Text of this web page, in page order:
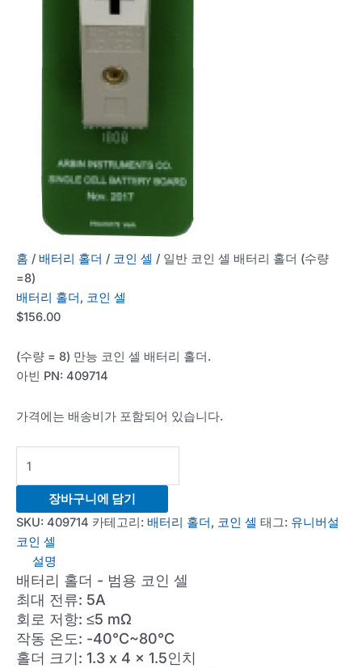
홈 / 배터리 홀더 / 코인 셀 / 일반 코인 셀 배터리 홀더 (수량
=8)
배터리 홀더, 코인 셀
$156.00
(수량 = 8) 만능 코인 셀 배터리 홀더.
아빈 PN: 409714
가격에는 배송비가 포함되어 있습니다.
Coin
Battery
Holder
(Qty=8)
수
량
장바구니에 담기
SKU: 409714 카테고리: 배터리 홀더, 코인 셀 태그: 유니버설
코인 셀
설명
배터리 홀더 - 범용 코인 셀
최대 전류: 5A
회로 저항: ≤5 mΩ
작동 온도: -40°C~80°C
홀더 크기: 1.3 x 4 x 1.5인치